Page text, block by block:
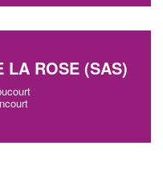
LA ROSE (SAS)